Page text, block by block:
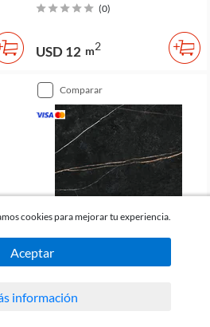
(0)
USD 12 m2
comparar
veteado pulido 58 x 120 cm
cookies para mejorar tu experiencia.
Aceptar
información